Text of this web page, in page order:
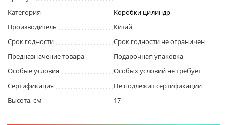
Категория
Коробки цилиндр
Производитель
Китай
Срок годности
Срок годности не ограничен
Предназначение товара
Подарочная упаковка
Особые условия
Особых условий не требует
Сертификация
Не подлежит сертификации
Высота, см
17